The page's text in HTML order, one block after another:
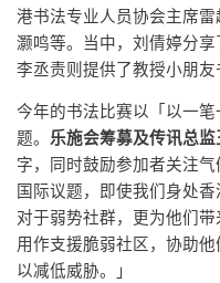
港书法专业人员协会主席
灏鸣等。当中，刘倩婷分享
李丞责则提供了教授小朋友
今年的书法比赛以「以一
题。 乐施会筹募及传讯总监
字，同时鼓励参加者关注
国际议题，即使我们身处
对于弱势社群，更为他们
用作支援脆弱社区，协助他
以减低威胁。」